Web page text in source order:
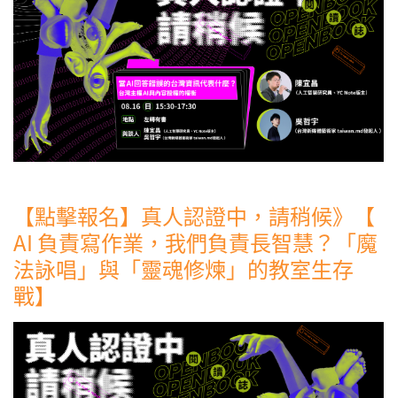
【點擊報名】真人認證中，請稍候》【
AI 負責寫作業，我們負責長智慧？「魔
法詠唱」與「靈魂修煉」的教室生存
戰】